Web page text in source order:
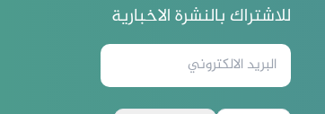
للاشتراك بالنشرة الاخبارية